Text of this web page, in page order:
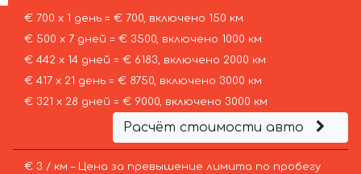
€ 700 х 1 день = € 700, включено 150 км
€ 500 х 7 дней = € 3500, включено 1000 км
€ 442 х 14 дней = € 6183, включено 2000 км
€ 417 х 21 день = € 8750, включено 3000 км
€ 321 х 28 дней = € 9000, включено 3000 км
Расчёт стоимости авто
€ 3 / км – Цена за превышение лимита по пробегу